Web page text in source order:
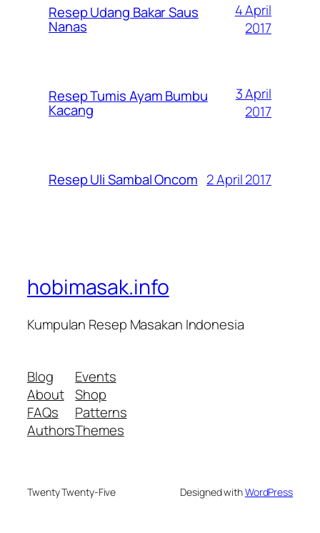
Resep Udang Bakar Saus
Nanas
4 April
2017
Resep Tumis Ayam Bumbu
Kacang
3 April
2017
Resep Uli Sambal Oncom 2 April 2017
hobimasak.info
Kumpulan Resep Masakan Indonesia
Blog
About
FAQs
Authors
Events
Shop
Patterns
Themes
Twenty Twenty-Five Designed withWordPress